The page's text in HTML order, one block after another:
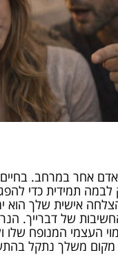
אחר במרחב.
תמידית כדי
אישית שלך
של דברייך.
העצמי המנופח שלו
משלך נתקל